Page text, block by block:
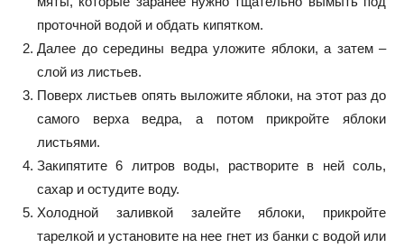
проточной водой и обдать кипятком.
Далее до середины ведра уложите яблоки, а затем –
слой из листьев.
Поверх листьев опять выложите яблоки, на этот раз до
самого верха ведра, а потом прикройте яблоки
листьями.
Закипятите 6 литров воды, растворите в ней соль,
сахар и остудите воду.
Холодной заливкой залейте яблоки, прикройте
тарелкой и установите на нее гнет из банки с водой или